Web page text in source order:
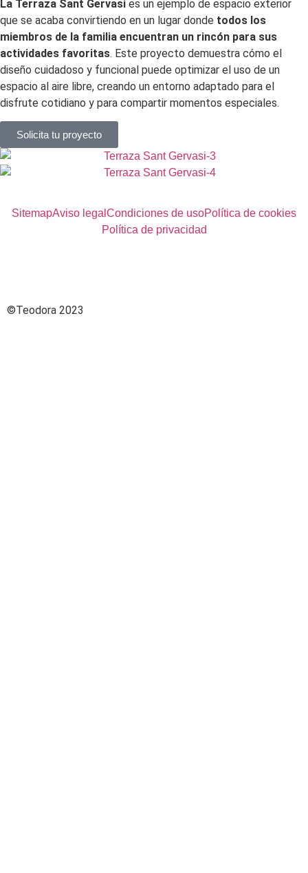
La Terraza Sant Gervasi es un ejemplo de espacio exterior
que se acaba convirtiendo en un lugar donde todos los
miembros de la familia encuentran un rincón para sus
actividades favoritas. Este proyecto demuestra cómo el
diseño cuidadoso y funcional puede optimizar el uso de un
espacio al aire libre, creando un entorno adaptado para el
disfrute cotidiano y para compartir momentos especiales.
Solicita tu proyecto
SitemapAviso legal Condiciones de usoPolítica de cookies
Política de privacidad
©Teodora 2023